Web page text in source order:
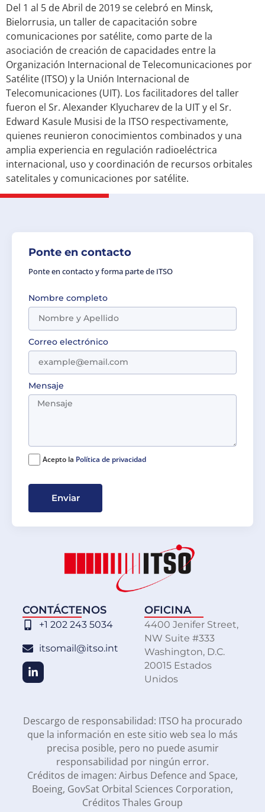
Del 1 al 5 de Abril de 2019 se celebró en Minsk,
Bielorrusia, un taller de capacitación sobre
comunicaciones por satélite, como parte de la
asociación de creación de capacidades entre la
Organización Internacional de Telecomunicaciones por
Satélite (ITSO) y la Unión Internacional de
Telecomunicaciones (UIT). Los facilitadores del taller
fueron el Sr. Alexander Klyucharev de la UIT y el Sr.
Edward Kasule Musisi de la ITSO respectivamente,
quienes reunieron conocimientos combinados y una
amplia experiencia en regulación radioeléctrica
internacional, uso y coordinación de recursos orbitales
satelitales y comunicaciones por satélite.
Ponte en contacto
Ponte en contacto y forma parte de ITSO
Nombre completo
Correo electrónico
Mensaje
Acepto la Política de privacidad
Enviar
CONTÁCTENOS
+1 202 243 5034
itsomail@itso.int
OFICINA
4400 Jenifer Street,
NW Suite #333
Washington, D.C.
20015 Estados
Unidos
Descargo de responsabilidad: ITSO ha procurado
que la información en este sitio web sea lo más
precisa posible, pero no puede asumir
responsabilidad por ningún error.
Créditos de imagen: Airbus Defence and Space,
Boeing, GovSat Orbital Sciences Corporation,
Créditos Thales Group